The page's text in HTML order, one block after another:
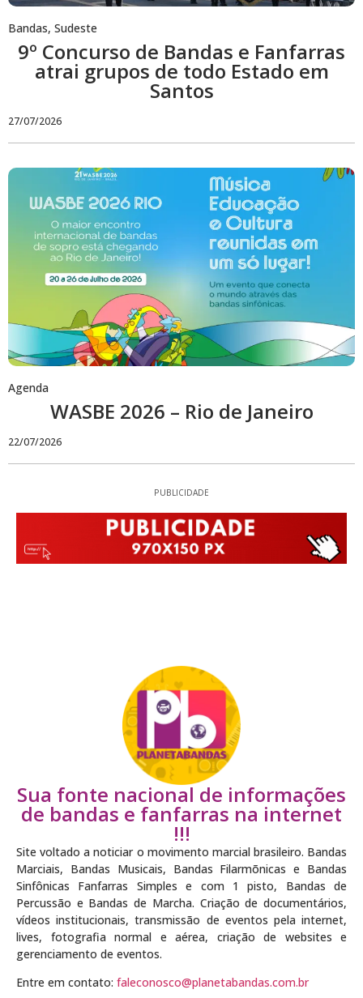
Bandas, Sudeste
9º Concurso de Bandas e Fanfarras
atrai grupos de todo Estado em
Santos
27/07/2026
Agenda
WASBE 2026 – Rio de Janeiro
22/07/2026
PUBLICIDADE
Sua fonte nacional de informações
de bandas e fanfarras na internet
!!!
Site voltado a noticiar o movimento marcial brasileiro. Bandas
Marciais, Bandas Musicais, Bandas Filarmõnicas e Bandas
Sinfônicas Fanfarras Simples e com 1 pisto, Bandas de
Percussão e Bandas de Marcha. Criação de documentários,
vídeos institucionais, transmissão de eventos pela internet,
lives, fotografia normal e aérea, criação de websites e
gerenciamento de eventos.
Entre em contato: faleconosco@planetabandas.com.br